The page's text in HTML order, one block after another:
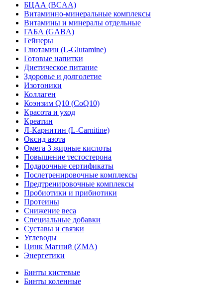
БЦАА (BCAA)
Витаминно-минеральные комплексы
Витамины и минералы отдельные
ГАБА (GABA)
Гейнеры
Глютамин (L-Glutamine)
Готовые напитки
Диетическое питание
Здоровье и долголетие
Изотоники
Коллаген
Коэнзим Q10 (CoQ10)
Красота и уход
Креатин
Л-Карнитин (L-Сarnitine)
Оксид азота
Омега 3 жирные кислоты
Повышение тестостерона
Подарочные сертификаты
Послетренировочные комплексы
Предтренировочные комплексы
Пробиотики и прибиотики
Протеины
Снижение веса
Специальные добавки
Суставы и связки
Углеводы
Цинк Магний (ZMA)
Энергетики
Бинты кистевые
Бинты коленные